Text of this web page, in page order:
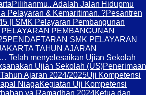
Pilihanmu.. Adalah Jalan Hidupmu
Pelayaran & Kemaritiman. ?Pesantren
|| SMK Pelayaran Pembangunan
PEMBANGUNAN
PENDAFTARAN SMK PELAYARAN
TAHUN AJARAN
Telah menyelesaikan Ujian Sekolah
Ujian Sekolah (US)Penerimaan
Ajaran 2024/2025Uji Kompetensi
NiagaKegiatan Uji Kompetensi
ya Ramadhan 2024Ketua dan